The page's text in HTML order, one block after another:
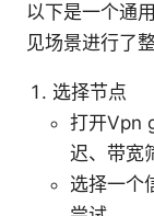
以下是一个通
见场景进行了整
选择节点
打开Vpn
迟、带宽
选择一个